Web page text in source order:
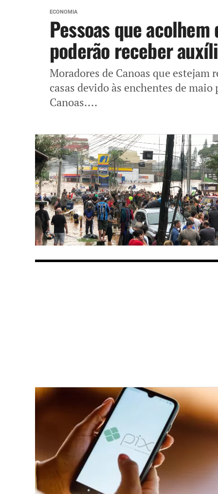
ECONOMIA
Pessoas que
poderão receber
Moradores de Canoas que estejam
casas devido às enchentes de
Canoas....